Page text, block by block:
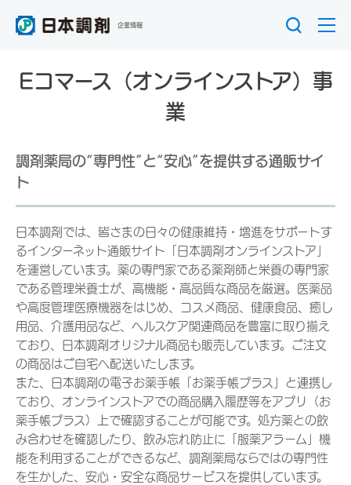
企業情報
Eコマース（オンラインストア）事
業
調剤薬局の“専門性”と“安心”を提供する通販サイ
ト
日本調剤では、皆さまの日々の健康維持・増進をサポートす
るインターネット通販サイト「日本調剤オンラインストア」
を運営しています。薬の専門家である薬剤師と栄養の専門家
である管理栄養士が、高機能・高品質な商品を厳選。医薬品
や高度管理医療機器をはじめ、コスメ商品、健康食品、癒し
用品、介護用品など、ヘルスケア関連商品を豊富に取り揃え
ており、日本調剤オリジナル商品も販売しています。ご注文
の商品はご自宅へ配送いたします。
また、日本調剤の電子お薬手帳「お薬手帳プラス」と連携し
ており、オンラインストアでの商品購入履歴等をアプリ（お
薬手帳プラス）上で確認することが可能です。処方薬との飲
み合わせを確認したり、飲み忘れ防止に「服薬アラーム」機
能を利用することができるなど、調剤薬局ならではの専門性
を生かした、安心・安全な商品サービスを提供しています。